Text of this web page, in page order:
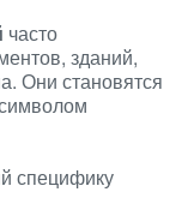
часто
зданий,
Они становятся
специфику